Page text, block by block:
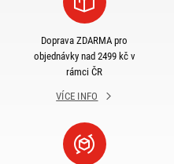
Doprava ZDARMA pro
objednávky nad 2499 kč v
rámci ČR
VÍCE INFO